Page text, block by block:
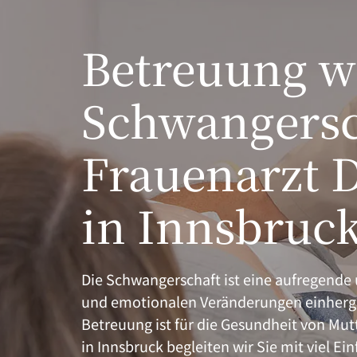
Betreuung
Frauenarzt
in
Die Schwangerschaft ist eine
und emotionalen Veränderungen
Betreuung ist für die Gesundheit von
in Innsbruck begleiten wir Sie mit viel